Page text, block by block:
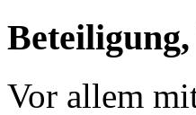
Vor allem